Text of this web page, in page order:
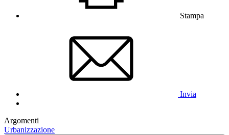
Stampa
Invia
Argomenti
Urbanizzazione